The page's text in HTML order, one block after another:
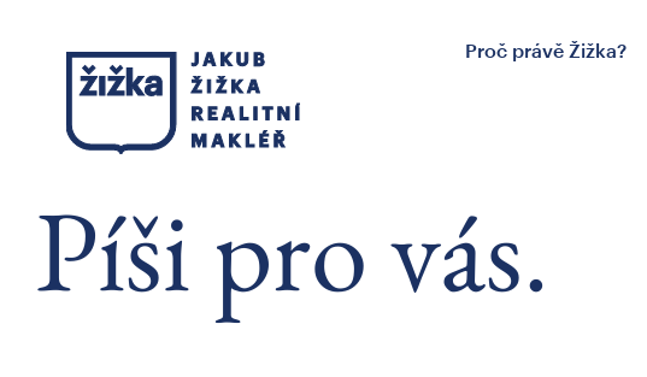
Proč právě Žižka?
Píši pro vás.